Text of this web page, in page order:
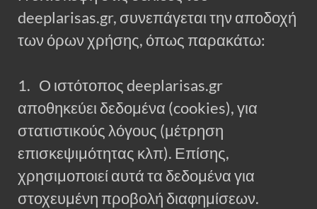
deeplarisas.gr, συνεπάγεται την αποδοχή
των όρων χρήσης, όπως παρακάτω:
1. Ο ιστότοπος deeplarisas.gr
αποθηκεύει δεδομένα (cookies), για
στατιστικούς λόγους (μέτρηση
επισκεψιμότητας κλπ). Επίσης,
χρησιμοποιεί αυτά τα δεδομένα για
στοχευμένη προβολή διαφημίσεων.